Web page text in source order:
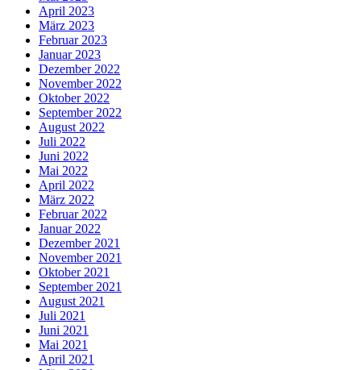
April 2023
März 2023
Februar 2023
Januar 2023
Dezember 2022
November 2022
Oktober 2022
September 2022
August 2022
Juli 2022
Juni 2022
Mai 2022
April 2022
März 2022
Februar 2022
Januar 2022
Dezember 2021
November 2021
Oktober 2021
September 2021
August 2021
Juli 2021
Juni 2021
Mai 2021
April 2021